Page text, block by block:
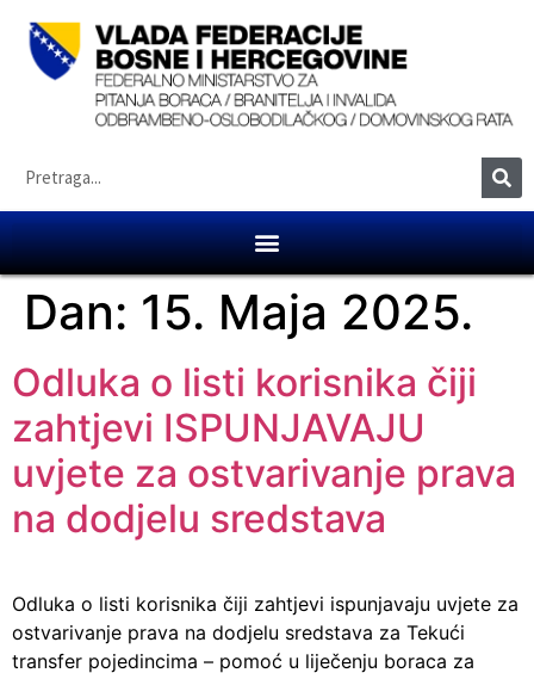
Dan: 15. Maja 2025.
Odluka o listi korisnika čiji
zahtjevi ISPUNJAVAJU
uvjete za ostvarivanje prava
na dodjelu sredstava
Odluka o listi korisnika čiji zahtjevi ispunjavaju uvjete za
ostvarivanje prava na dodjelu sredstava za Tekući
transfer pojedincima – pomoć u liječenju boraca za